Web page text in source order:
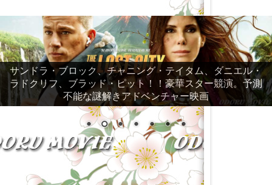
サンドラ・ブロック、チャニング・テイタム、ダニエル・
ラドクリフ、ブラッド・ピット！！豪華スター競演。予測
不能な謎解きアドベンチャー映画